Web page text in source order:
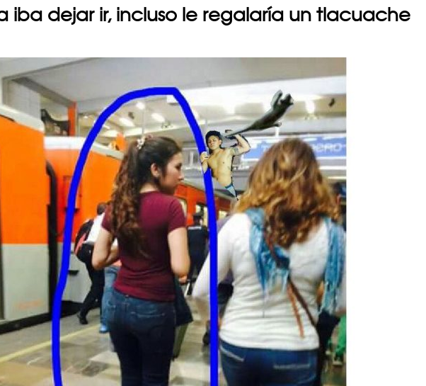
iba dejar ir, incluso le regalaría un tlacuache